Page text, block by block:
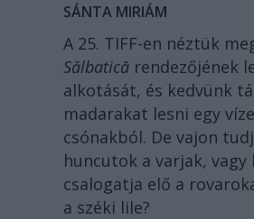
SÁNTA MIRIÁM
A 25. TIFF-en néztük
Sălbatică rendezőjének
alkotását, és kedvünk
madarakat lesni egy
csónakból. De vajon
huncutok a varjak, vagy
csalogatja elő a
a széki lile?